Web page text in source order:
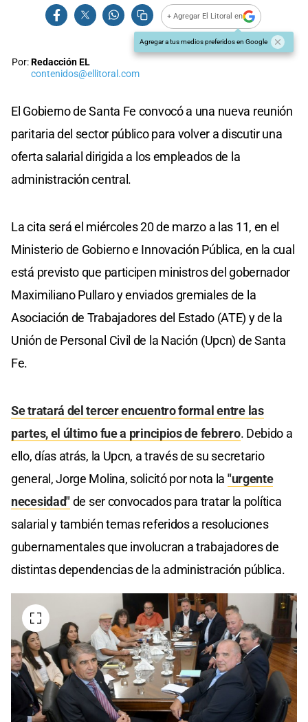
+ Agregar El Litoral en
Agregar a tus medios preferidos en Google
Por:Redacción EL
contenidos@ellitoral.com
El Gobierno de Santa Fe convocó a una nueva reunión
paritaria del sector público para volver a discutir una
oferta salarial dirigida a los empleados de la
administración central.
La cita será el miércoles 20 de marzo a las 11, en el
Ministerio de Gobierno e Innovación Pública, en la cual
está previsto que participen ministros del gobernador
Maximiliano Pullaro y enviados gremiales de la
Asociación de Trabajadores del Estado (ATE) y de la
Unión de Personal Civil de la Nación (Upcn) de Santa
Fe.
Se tratará del tercer encuentro formal entre las
partes, el último fue a principios de febrero. Debido a
ello, días atrás, la Upcn, a través de su secretario
general, Jorge Molina, solicitó por nota la "urgente
necesidad"de ser convocados para tratar la política
salarial y también temas referidos a resoluciones
gubernamentales que involucran a trabajadores de
distintas dependencias de la administración pública.